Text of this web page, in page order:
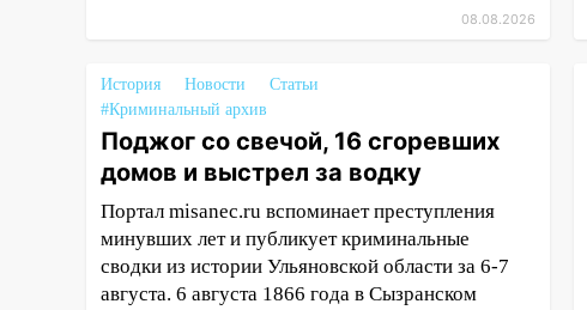
05:18
Судьба готовит сюрприз:
гороскоп на 8 августа — кому
повезет с деньгами, а кого
ждет неожиданная встреча
04:47 В Ульяновской области
объявили ракетную опасность:
звучат сирены
07.08.2026
08.08.2026
История Новости
Статьи
#Криминальный архив
Поджог со свечой, 16 сгоревших
домов и выстрел за водку
Портал misanec.ru вспоминает преступления
минувших лет и публикует криминальные
сводки из истории Ульяновской области за 6-7
августа. 6 августа 1866 года в Сызранском